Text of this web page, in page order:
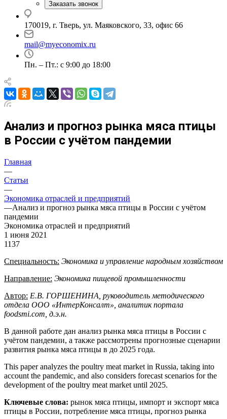
Заказать звонок
170019, г. Тверь, ул. Маяковского, 33, офис 66
mail@myeconomix.ru
Пн. – Пт.: с 9:00 до 18:00
Анализ и прогноз рынка мяса птицы
в России с учётом пандемии
Главная
—
Статьи
—
Экономика отраслей и предприятий
—Анализ и прогноз рынка мяса птицы в России с учётом
пандемии
Экономика отраслей и предприятий
1 июня 2021
1137
Специальность: Экономика и управление народным хозяйством
Направление: Экономика пищевой промышленности
Автор: Е.В. ГОРШЕНИНА, руководитель методического
отдела ООО «ИнтерКонсалт», аналитик портала
foodsmi.com, д.э.н.
В данной работе дан анализ рынка мяса птицы в России с
учётом пандемии, а также рассмотрены прогнозные сценарии
развития рынка мяса птицы в до 2025 года.
This paper analyzes the poultry meat market in Russia, taking into
account the pandemic, and also considers forecast scenarios for the
development of the poultry meat market until 2025.
Ключевые слова: рынок мяса птицы, импорт и экспорт мяса
птицы в России, потребление мяса птицы, прогноз рынка